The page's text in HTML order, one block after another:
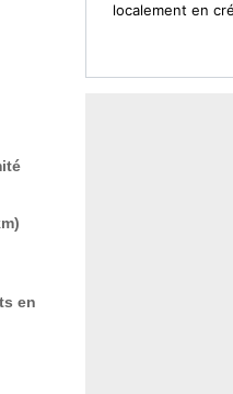
localement en
en